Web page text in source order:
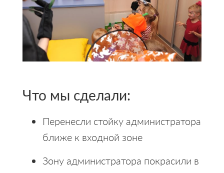
Что мы сделали:
Перенесли стойку администратора
ближе к входной зоне
Зону администратора покрасили в